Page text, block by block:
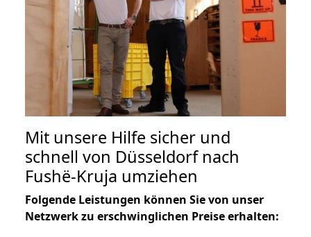
Mit unsere Hilfe sicher und
schnell von Düsseldorf nach
Fushë-Kruja umziehen
Folgende Leistungen können Sie von unser
Netzwerk zu erschwinglichen Preise erhalten: